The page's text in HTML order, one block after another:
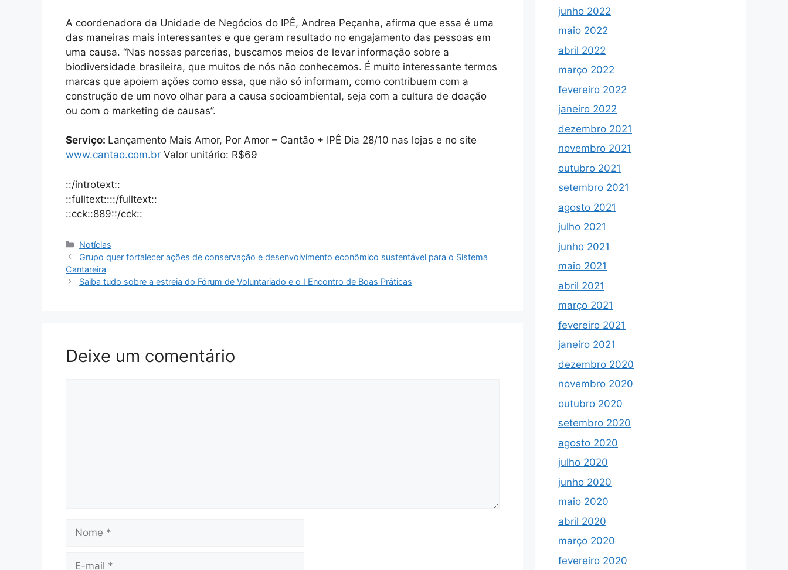
A coordenadora da Unidade de Negócios do IPÊ, Andrea Peçanha, afirma que essa é uma
das maneiras mais interessantes e que geram resultado no engajamento das pessoas em
uma causa. “Nas nossas parcerias, buscamos meios de levar informação sobre a
biodiversidade brasileira, que muitos de nós não conhecemos. É muito interessante termos
marcas que apoiem ações como essa, que não só informam, como contribuem com a
construção de um novo olhar para a causa socioambiental, seja com a cultura de doação
ou com o marketing de causas”.
Serviço: Lançamento Mais Amor, Por Amor – Cantão + IPÊ Dia 28/10 nas lojas e no site
www.cantao.com.br Valor unitário: R$69
::/introtext::
::fulltext::::/fulltext::
::cck::889::/cck::
Notícias
Grupo quer fortalecer ações de conservação e desenvolvimento econômico sustentável para o Sistema
Cantareira
Saiba tudo sobre a estreia do Fórum de Voluntariado e o I Encontro de Boas Práticas
Deixe um comentário
junho 2022
maio 2022
abril 2022
março 2022
fevereiro 2022
janeiro 2022
dezembro 2021
novembro 2021
outubro 2021
setembro 2021
agosto 2021
julho 2021
junho 2021
maio 2021
abril 2021
março 2021
fevereiro 2021
janeiro 2021
dezembro 2020
novembro 2020
outubro 2020
setembro 2020
agosto 2020
julho 2020
junho 2020
maio 2020
abril 2020
março 2020
fevereiro 2020